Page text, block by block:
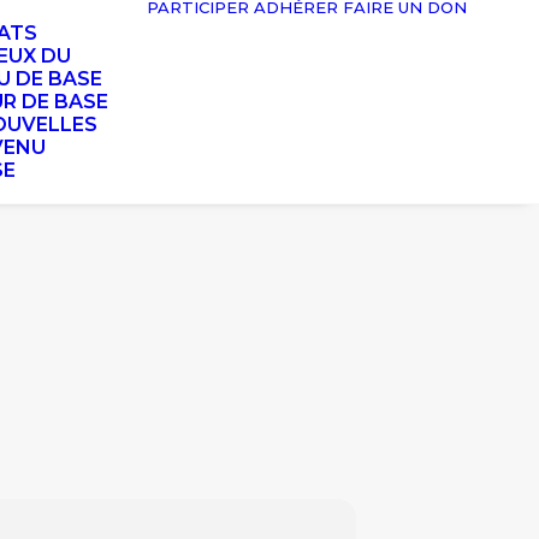
DU
DE BASE
DE BASE
PARTICIPER ADHÉRER FAIRE UN DON